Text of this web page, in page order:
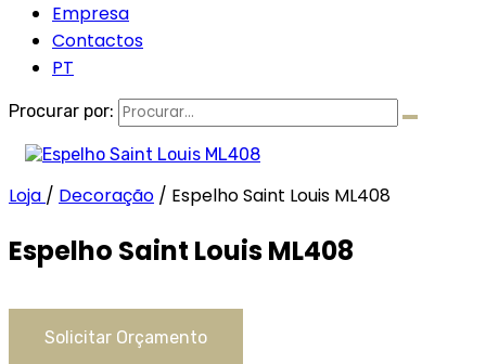
Empresa
Contactos
PT
Procurar por:
Loja / Decoração / Espelho Saint Louis ML408
Espelho Saint Louis ML408
Solicitar Orçamento